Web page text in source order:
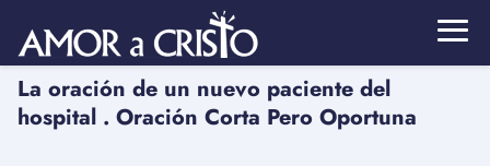
La oración de un nuevo paciente del
hospital . Oración Corta Pero Oportuna